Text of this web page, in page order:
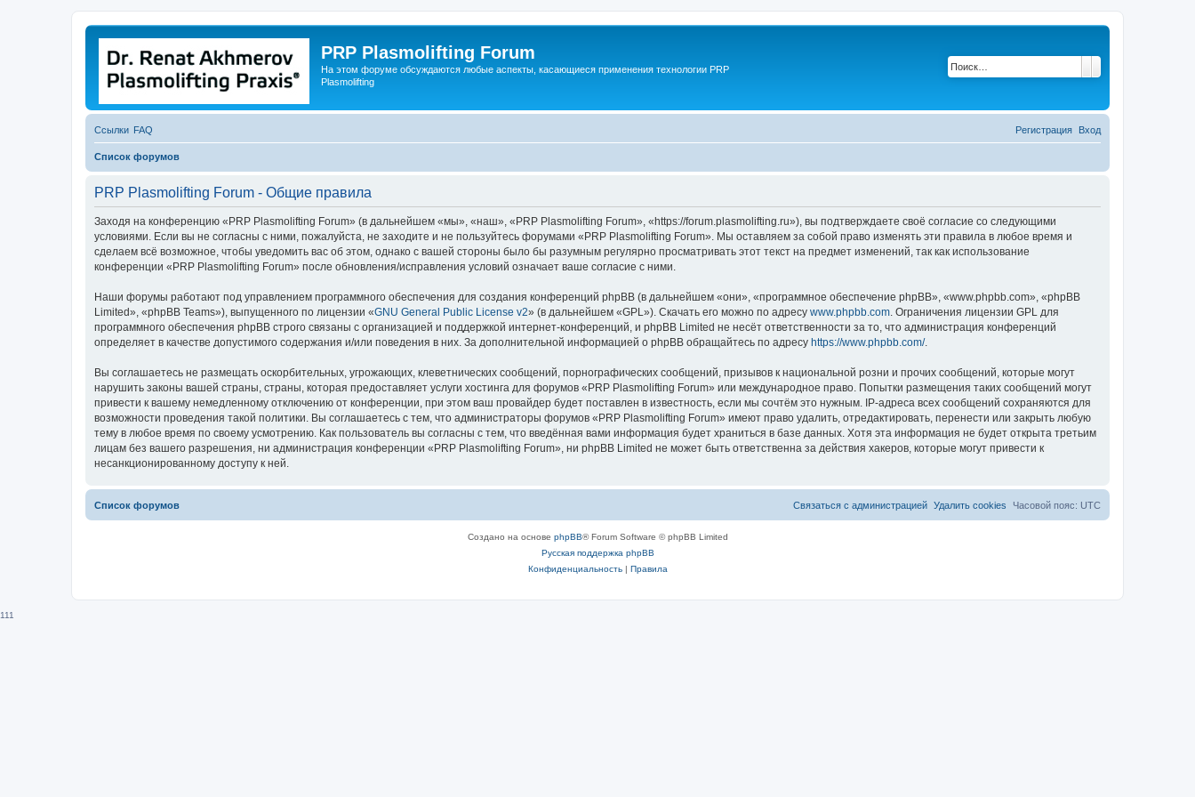
PRP Plasmolifting Forum
На этом форуме обсуждаются любые аспекты, касающиеся применения технологии PRP
Plasmolifting
Ссылки FAQ Вход
Регистрация
Список форумов
PRP Plasmolifting Forum - Общие правила
Заходя на конференцию «PRP Plasmolifting Forum» (в дальнейшем «мы», «наш», «PRP Plasmolifting Forum», «https://forum.plasmolifting.ru»), вы подтверждаете своё согласие со следующими
условиями. Если вы не согласны с ними, пожалуйста, не заходите и не пользуйтесь форумами «PRP Plasmolifting Forum». Мы оставляем за собой право изменять эти правила в любое время и
сделаем всё возможное, чтобы уведомить вас об этом, однако с вашей стороны было бы разумным регулярно просматривать этот текст на предмет изменений, так как использование
конференции «PRP Plasmolifting Forum» после обновления/исправления условий означает ваше согласие с ними.
Наши форумы работают под управлением программного обеспечения для создания конференций phpBB (в дальнейшем «они», «программное обеспечение phpBB», «www.phpbb.com», «phpBB
Limited», «phpBB Teams»), выпущенного по лицензии «GNU General Public License v2» (в дальнейшем «GPL»). Скачать его можно по адресу www.phpbb.com. Ограничения лицензии GPL для
программного обеспечения phpBB строго связаны с организацией и поддержкой интернет-конференций, и phpBB Limited не несёт ответственности за то, что администрация конференций
определяет в качестве допустимого содержания и/или поведения в них. За дополнительной информацией о phpBB обращайтесь по адресу https://www.phpbb.com/.
Вы соглашаетесь не размещать оскорбительных, угрожающих, клеветнических сообщений, порнографических сообщений, призывов к национальной розни и прочих сообщений, которые могут
нарушить законы вашей страны, страны, которая предоставляет услуги хостинга для форумов «PRP Plasmolifting Forum» или международное право. Попытки размещения таких сообщений могут
привести к вашему немедленному отключению от конференции, при этом ваш провайдер будет поставлен в известность, если мы сочтём это нужным. IP-адреса всех сообщений сохраняются для
возможности проведения такой политики. Вы соглашаетесь с тем, что администраторы форумов «PRP Plasmolifting Forum» имеют право удалить, отредактировать, перенести или закрыть любую
тему в любое время по своему усмотрению. Как пользователь вы согласны с тем, что введённая вами информация будет храниться в базе данных. Хотя эта информация не будет открыта третьим
лицам без вашего разрешения, ни администрация конференции «PRP Plasmolifting Forum», ни phpBB Limited не может быть ответственна за действия хакеров, которые могут привести к
несанкционированному доступу к ней.
Список форумов Часовой пояс: UTC
Удалить cookies
Связаться с администрацией
Создано на основе phpBB® Forum Software © phpBB Limited
Русская поддержка phpBB
Конфиденциальность| Правила
111